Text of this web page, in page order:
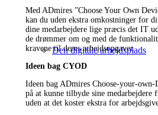
Den digitale arbejdsplads
Med ADmires ”Choose Your Own
kan du uden ekstra omkostningerfor
dine medarbejdere lige præcis det IT
de drømmer om og med de
kravene til deres arbejdsopgaver.
Ideen bag CYOD
Ideen bag ADmires Choose-your-
på at kunne tilbyde sine
uden at det koster ekstra for